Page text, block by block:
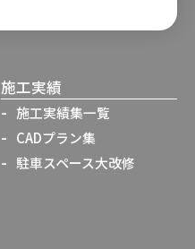
施工実績
施工実績集一覧
CADプラン集
駐車スペース大改修